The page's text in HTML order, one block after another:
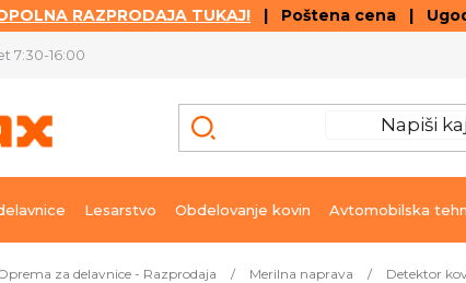
RAZPRODAJA TUKAJ! | Poštena cena |
7:30-16:00
Lesarstvo Obdelovanje kovin Avtomobilska
za delavnice - Razprodaja / Merilna naprava / Detektor